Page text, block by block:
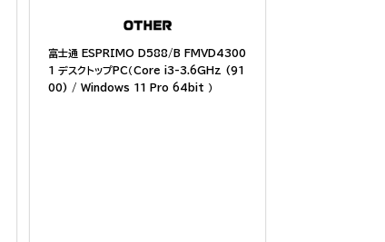
富士通 ESPRIMO D588/B FMVD4300
1 デスクトップPC（Core i3-3.6GHz (91
00) / Windows 11 Pro 64bit ）